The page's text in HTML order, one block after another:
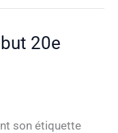
20e
son étiquette